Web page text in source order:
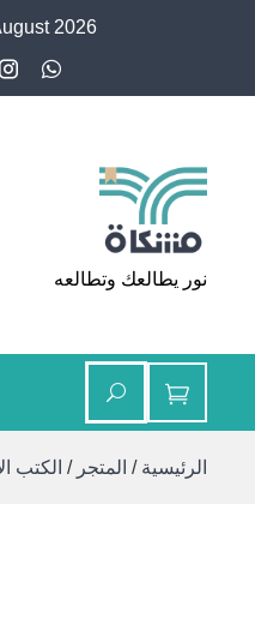
2026
مشكاة
نور يطالعك وتطالعه
الرئيسية / المتجر / الكتب